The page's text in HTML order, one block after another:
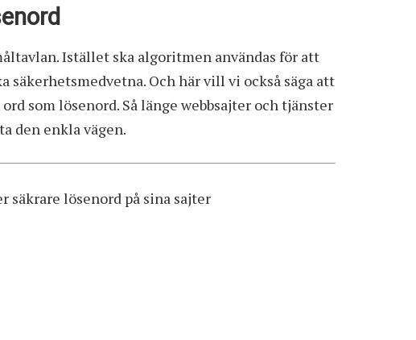
Istället ska algoritmen användas för att
Och här vill vi också säga att
som lösenord. Så länge webbsajter och tjänster
den enkla vägen.
säkrare lösenord på sina sajter